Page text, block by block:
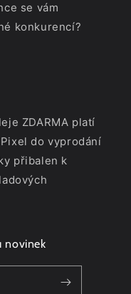
se vám
konkurencí?
ZDARMA platí
do vyprodání
přibalen k
novinek